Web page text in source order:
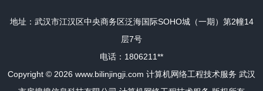
地址：武汉市江汉区中央商务区泛海国际SOHO城（一期）第2幢14
层7号
电话：1806211**
Copyright © 2026 www.bilinjingji.com 计算机网络工程技术服务 武汉